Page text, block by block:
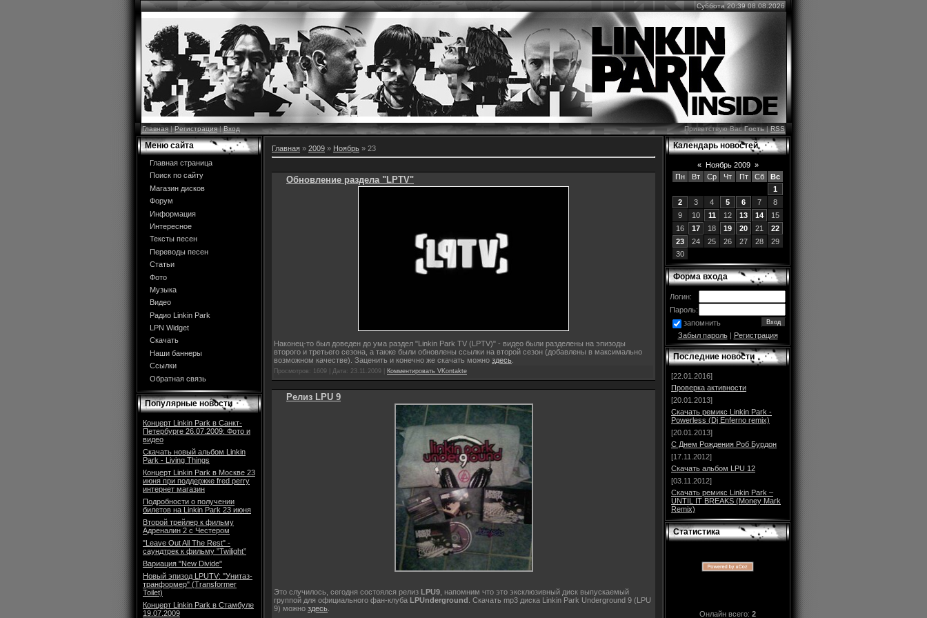
Суббота 20:39 08.08.2026
Главная|Регистрация|Вход Приветствую ВасГость|RSS
Меню сайта
Главная страница
Поиск по сайту
Магазин дисков
Форум
Информация
Интересное
Тексты песен
Переводы песен
Статьи
Фото
Музыка
Видео
Радио Linkin Park
LPN Widget
Скачать
Наши баннеры
Ссылки
Обратная связь
Популярные новости
Концерт Linkin Park в Санкт-
Петербурге 26.07.2009: Фото и
видео
Скачать новый альбом Linkin
Park - Living Things
Концерт Linkin Park в Москве 23
июня при поддержке fred perry
интернет магазин
Подробности о получении
билетов на Linkin Park 23 июня
Второй трейлер к фильму
Адреналин 2 с Честером
"Leave Out All The Rest" -
саундтрек к фильму ”Twilight”
Вариация "New Divide"
Новый эпизод LPUTV: "Унитаз-
транформер" (Transformer
Toilet)
Концерт Linkin Park в Стамбуле
19.07.2009
Главная » 2009 » Ноябрь » 23
Обновление раздела "LPTV"
Наконец-то был доведен до ума раздел "Linkin Park TV (LPTV)" - видео были разделены на эпизоды
второго и третьего сезона, а также были обновлены ссылки на второй сезон (добавлены в максимально
возможном качестве). Заценить и конечно же скачать можно здесь
Просмотров: 1609 | Дата: 23.11.2009 Комментировать VKontakte
Релиз LPU 9
Это случилось, сегодня состоялся релиз LPU9 , напомним что это эксклюзивный диск выпускаемый
группой для официального фан-клуба LPUnderground . Cкачать mp3 диска Linkin Park Underground 9 (LPU
9) можно здесь
Календарь новостей
« Ноябрь 2009 »
Пн
Вт Ср Чт Пт Сб
Вс
1
2
3 4 5 6 7
8
9
10 11 12 13 14
15
16
17 18 19 20 21
22
23
24 25 26 27 28
29
30
Форма входа
Логин:
Пароль:
запомнить
Забыл пароль| Регистрация
Последние новости
[22.01.2016]
Проверка активности
[20.01.2013]
Скачать ремикс Linkin Park -
Powerless (Dj Enferno remix)
[20.01.2013]
С Днем Рождения Роб Бурдон
[17.11.2012]
Скачать альбом LPU 12
[03.11.2012]
Скачать ремикс Linkin Park –
UNTIL IT BREAKS (Money Mark
Remix)
Статистика
Онлайн всего: 2